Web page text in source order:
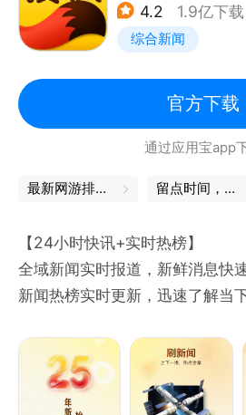
4.2 1.9亿下载
综合新闻
官方下载
通过应用宝app
最新网游排行榜 留点时间，与自己独处
【24小时快讯+实时热榜】
全域新闻实时报道，新鲜消息快
新闻热榜实时更新，迅速了解当
【畅所欲言 互动讨论】
“时间线”着力打造一个以新鲜及
短内容社区。搜狐各领域主编已